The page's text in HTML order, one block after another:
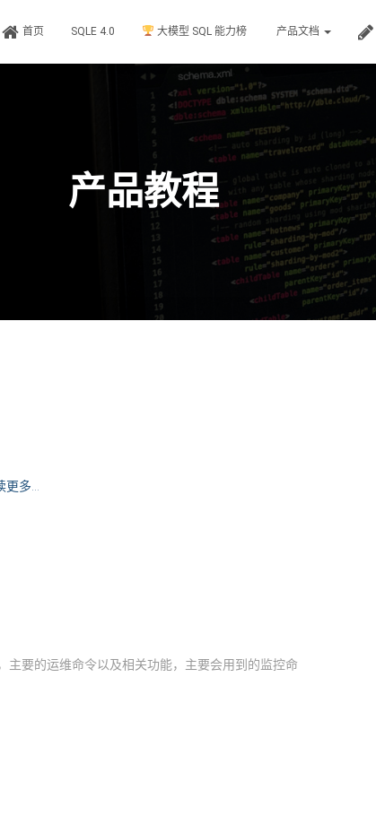
首页 SQLE 4.0 大模型 SQL 能力榜 产品文档
产品教程
更多…
主要的运维命令以及相关功能，主要会用到的监控命